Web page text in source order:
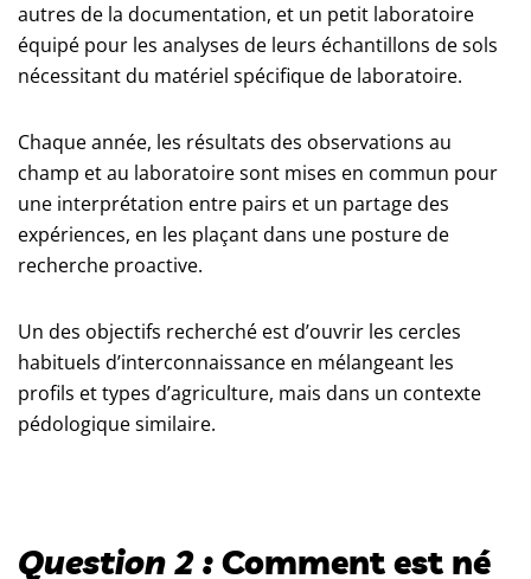
autres de la documentation, et un petit laboratoire
équipé pour les analyses de leurs échantillons de sols
nécessitant du matériel spécifique de laboratoire.
Chaque année, les résultats des observations au
champ et au laboratoire sont mises en commun pour
une interprétation entre pairs et un partage des
expériences, en les plaçant dans une posture de
recherche proactive.
Un des objectifs recherché est d’ouvrir les cercles
habituels d’interconnaissance en mélangeant les
profils et types d’agriculture, mais dans un contexte
pédologique similaire.
Question 2 : Comment est né